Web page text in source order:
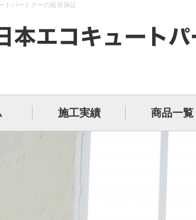
トパートナーの延長保証
施工実績 商品一覧